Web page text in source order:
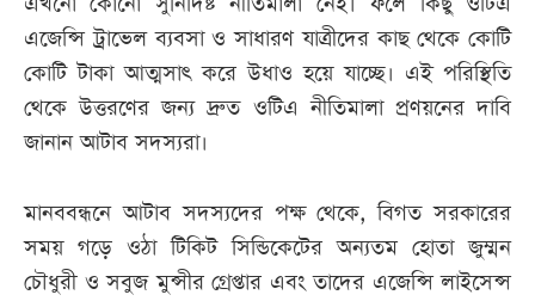
এজেন্সি ট্রাভেল ব্যবসা ও সাধারণ যাত্রীদের কাছ থেকে কোটি
কোটি টাকা আত্মসাৎ করে উধাও হয়ে যাচ্ছে। এই পরিস্থিতি
থেকে উত্তরণের জন্য দ্রুত ওটিএ নীতিমালা প্রণয়নের দাবি
জানান আটাব সদস্যরা।
মানববন্ধনে আটাব সদস্যদের পক্ষ থেকে, বিগত সরকারের
সময় গড়ে ওঠা টিকিট সিন্ডিকেটের অন্যতম হোতা জুম্মন
চৌধুরী ও সবুজ মুন্সীর গ্রেপ্তার এবং তাদের এজেন্সি লাইসেন্স